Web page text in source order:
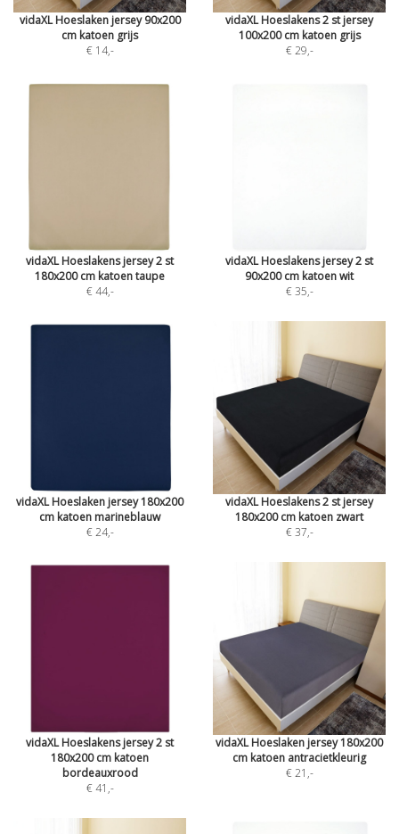
vidaXL Hoeslaken jersey 90x200
cm katoen grijs
€ 14,-
vidaXL Hoeslakens 2 st jersey
100x200 cm katoen grijs
€ 29,-
vidaXL Hoeslakens jersey 2 st
180x200 cm katoen taupe
€ 44,-
vidaXL Hoeslakens jersey 2 st
90x200 cm katoen wit
€ 35,-
vidaXL Hoeslaken jersey 180x200
cm katoen marineblauw
€ 24,-
vidaXL Hoeslakens 2 st jersey
180x200 cm katoen zwart
€ 37,-
vidaXL Hoeslakens jersey 2 st
180x200 cm katoen
bordeauxrood
€ 41 ,-
vidaXL Hoeslaken jersey 180x200
cm katoen antracietkleurig
€ 21 ,-